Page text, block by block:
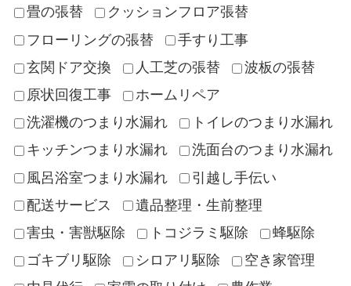
畳の張替
クッションフロア張替
フローリングの張替
手すり工事
玄関ドア交換
人工芝の張替
波板の張替
原状回復工事
ホームリペア
洗濯機のつまり水漏れ
トイレのつまり水漏れ
キッチンつまり水漏れ
洗面台のつまり水漏れ
風呂浴室つまり水漏れ
引越し手伝い
配送サービス
遺品整理・生前整理
害虫・害獣駆除
トコジラミ駆除
蜂駆除
ゴキブリ駆除
シロアリ駆除
空き家管理